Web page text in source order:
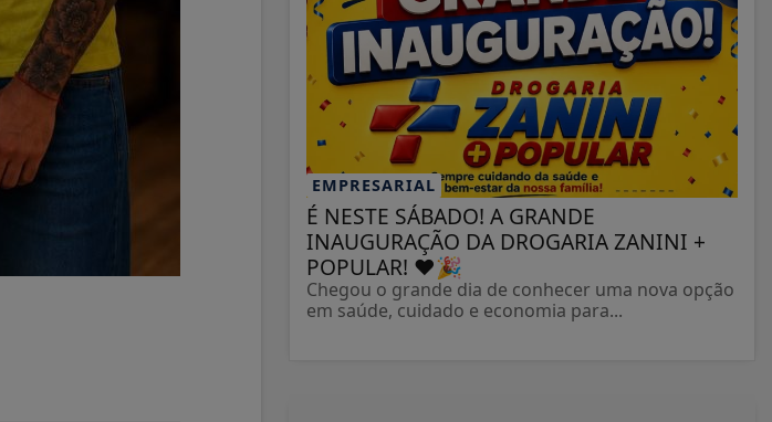
EMPRESARIAL
É NESTE SÁBADO! A GRANDE
INAUGURAÇÃO DA DROGARIA ZANINI +
POPULAR! ❤️🎉
Chegou o grande dia de conhecer uma nova opção
em saúde, cuidado e economia para...